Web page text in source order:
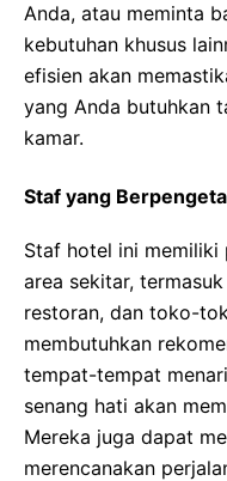
Anda, atau meminta
kebutuhan khusus
efisien akan
yang Anda butuhkan
kamar.
Staf yang
Staf hotel ini memiliki
area sekitar,
restoran, dan toko-
membutuhkan
tempat-tempat
senang hati akan
Mereka juga dapat
merencanakan